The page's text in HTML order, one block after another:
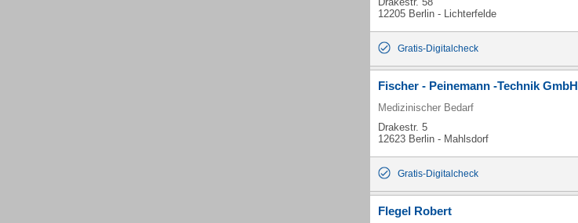
12205 Berlin - Lichterfelde
Gratis-Digitalcheck
Fischer - Peinemann -Technik GmbH
Medizinischer Bedarf
Drakestr. 5
12623 Berlin - Mahlsdorf
Gratis-Digitalcheck
Flegel Robert